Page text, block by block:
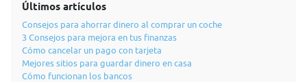
Últimos artículos
Consejos para ahorrar dinero al comprar un coche
3 Consejos para mejora en tus finanzas
Cómo cancelar un pago con tarjeta
Mejores sitios para guardar dinero en casa
Cómo funcionan los bancos